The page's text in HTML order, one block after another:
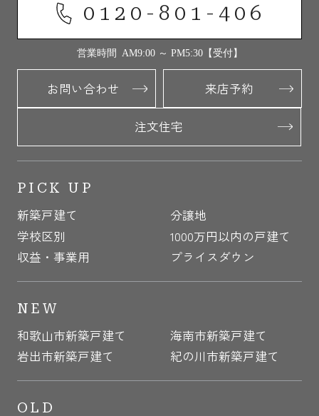
0120-801-406
営業時間 AM9:00 ～ PM5:30【受付】
お問い合わせ 来店予約
注文住宅
PICK UP
新築戸建て
分譲地
学校区別
1000万円以内の戸建て
収益・事業用
プライスダウン
NEW
和歌山市新築戸建て
海南市新築戸建て
岩出市新築戸建て
紀の川市新築戸建て
OLD